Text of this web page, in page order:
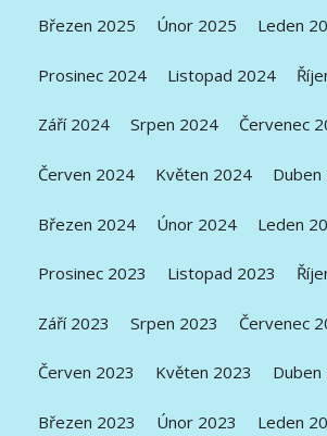
Březen 2025 Únor 2025 Leden
Prosinec 2024 Listopad 2024
Září 2024 Srpen 2024 Červenec
Červen 2024 Květen 2024
Březen 2024 Únor 2024 Leden
Prosinec 2023 Listopad 2023
Září 2023 Srpen 2023 Červenec
Červen 2023 Květen 2023 Duben
Březen 2023 Únor 2023 Leden